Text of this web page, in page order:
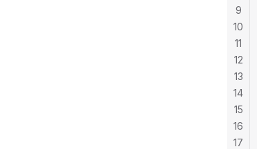
9
10
11
12
13
14
15
16
17